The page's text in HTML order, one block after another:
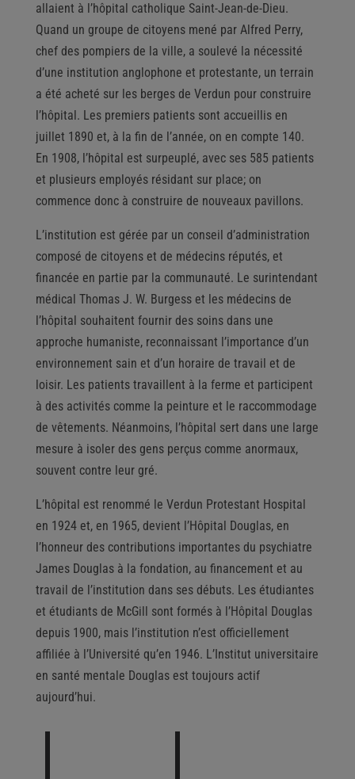
allaient à l’hôpital catholique Saint-Jean-de-Dieu.
Quand un groupe de citoyens mené par Alfred Perry,
chef des pompiers de la ville, a soulevé la nécessité
d’une institution anglophone et protestante, un terrain
a été acheté sur les berges de Verdun pour construire
l’hôpital. Les premiers patients sont accueillis en
juillet 1890 et, à la fin de l’année, on en compte 140.
En 1908, l’hôpital est surpeuplé, avec ses 585 patients
et plusieurs employés résidant sur place; on
commence donc à construire de nouveaux pavillons.
L’institution est gérée par un conseil d’administration
composé de citoyens et de médecins réputés, et
financée en partie par la communauté. Le surintendant
médical Thomas J. W. Burgess et les médecins de
l’hôpital souhaitent fournir des soins dans une
approche humaniste, reconnaissant l’importance d’un
environnement sain et d’un horaire de travail et de
loisir. Les patients travaillent à la ferme et participent
à des activités comme la peinture et le raccommodage
de vêtements. Néanmoins, l’hôpital sert dans une large
mesure à isoler des gens perçus comme anormaux,
souvent contre leur gré.
L’hôpital est renommé le Verdun Protestant Hospital
en 1924 et, en 1965, devient l’Hôpital Douglas, en
l’honneur des contributions importantes du psychiatre
James Douglas à la fondation, au financement et au
travail de l’institution dans ses débuts. Les étudiantes
et étudiants de McGill sont formés à l’Hôpital Douglas
depuis 1900, mais l’institution n’est officiellement
affiliée à l’Université qu’en 1946. L’Institut universitaire
en santé mentale Douglas est toujours actif
aujourd’hui.